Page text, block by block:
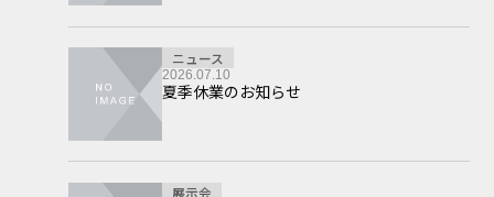
ニュース
2026.07.10
夏季休業のお知らせ
展示会